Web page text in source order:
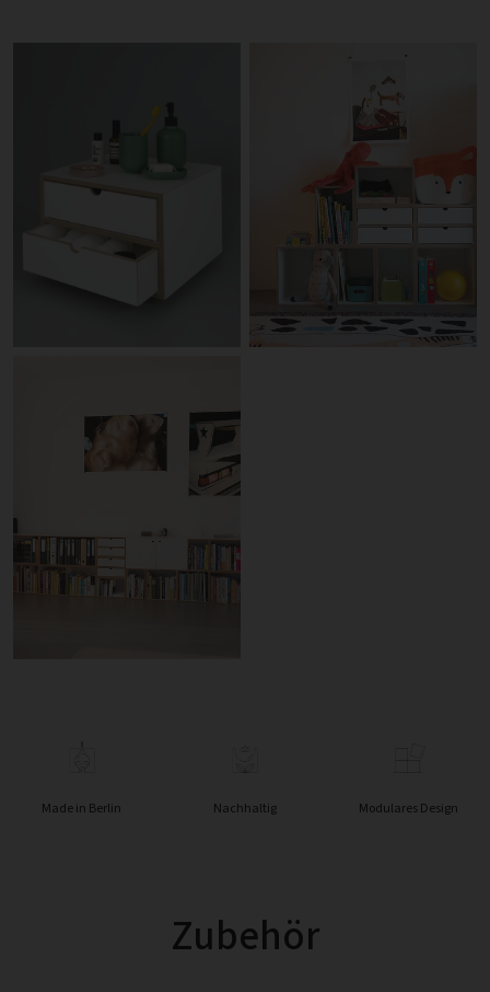
Made in Berlin Nachhaltig Modulares Design
Zubehör